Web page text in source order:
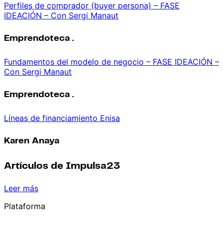
Perfiles de comprador (buyer persona) – FASE
IDEACIÓN – Con Sergi Manaut
Emprendoteca .
Fundamentos del modelo de negocio – FASE IDEACIÓN –
Con Sergi Manaut
Emprendoteca .
Líneas de financiamiento Enisa
Karen Anaya
Artículos de Impulsa23
Leer más
Plataforma